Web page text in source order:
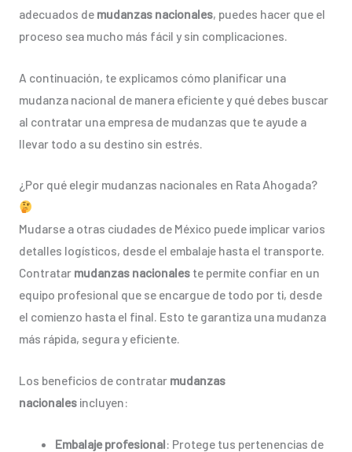
adecuados de mudanzas nacionales, puedes hacer que el
proceso sea mucho más fácil y sin complicaciones.
A continuación, te explicamos cómo planificar una
mudanza nacional de manera eficiente y qué debes buscar
al contratar una empresa de mudanzas que te ayude a
llevar todo a su destino sin estrés.
¿Por qué elegir mudanzas nacionales en Rata Ahogada?
Mudarse a otras ciudades de México puede implicar varios
detalles logísticos, desde el embalaje hasta el transporte.
Contratar mudanzas nacionaleste permite confiar en un
equipo profesional que se encargue de todo por ti, desde
el comienzo hasta el final. Esto te garantiza una mudanza
más rápida, segura y eficiente.
Los beneficios de contratar mudanzas
nacionalesincluyen:
Embalaje profesional: Protege tus pertenencias de